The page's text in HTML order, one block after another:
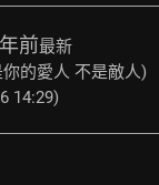
前最新
的愛人 不是敵人)
14:29)